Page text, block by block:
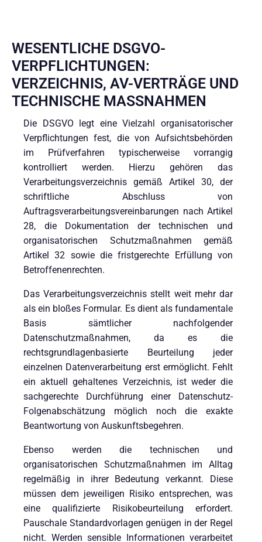
WESENTLICHE DSGVO-
VERPFLICHTUNGEN:
VERZEICHNIS, AV-VERTRÄGE UND
TECHNISCHE MASSNAHMEN
Die DSGVO legt eine Vielzahl organisatorischer
Verpflichtungen fest, die von Aufsichtsbehörden
im Prüfverfahren typischerweise vorrangig
kontrolliert werden. Hierzu gehören das
Verarbeitungsverzeichnis gemäß Artikel 30, der
schriftliche Abschluss von
Auftragsverarbeitungsvereinbarungen nach Artikel
28, die Dokumentation der technischen und
organisatorischen Schutzmaßnahmen gemäß
Artikel 32 sowie die fristgerechte Erfüllung von
Betroffenenrechten.
Das Verarbeitungsverzeichnis stellt weit mehr dar
als ein bloßes Formular. Es dient als fundamentale
Basis sämtlicher nachfolgender
Datenschutzmaßnahmen, da es die
rechtsgrundlagenbasierte Beurteilung jeder
einzelnen Datenverarbeitung erst ermöglicht. Fehlt
ein aktuell gehaltenes Verzeichnis, ist weder die
sachgerechte Durchführung einer Datenschutz-
Folgenabschätzung möglich noch die exakte
Beantwortung von Auskunftsbegehren.
Ebenso werden die technischen und
organisatorischen Schutzmaßnahmen im Alltag
regelmäßig in ihrer Bedeutung verkannt. Diese
müssen dem jeweiligen Risiko entsprechen, was
eine qualifizierte Risikobeurteilung erfordert.
Pauschale Standardvorlagen genügen in der Regel
nicht. Werden sensible Informationen verarbeitet